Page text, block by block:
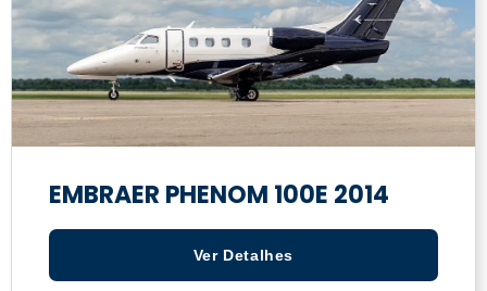
EMBRAER PHENOM 100E 2014
Ver Detalhes